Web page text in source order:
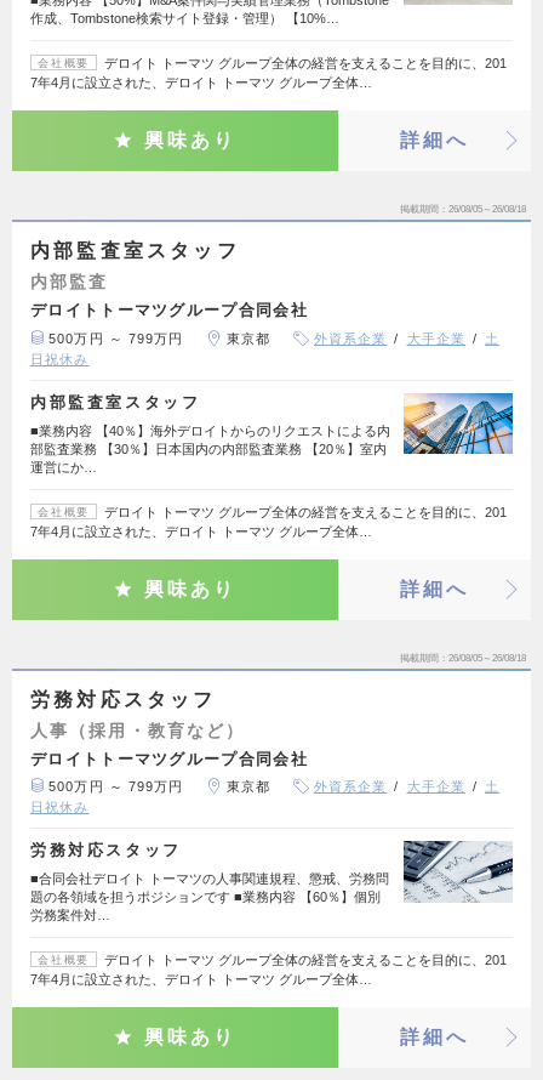
作成、Tombstone検索サイト登録・管理） 【10%…
会社概要
デロイト トーマツ グループ全体の経営を支えることを目的に、201
7年4月に設立された、デロイト トーマツ グループ全体…
興味あり 詳細へ
掲載期間 26/08/05～26/08/18
内部監査室スタッフ
内部監査
デロイトトーマツグループ合同会社
500万円 ～ 799万円 東京都 外資系企業 大手企業
土
日祝休み
内部監査室スタッフ
■業務内容 【40％】海外デロイトからのリクエストによる内
部監査業務 【30％】日本国内の内部監査業務 【20％】室内
運営にか…
会社概要
デロイト トーマツ グループ全体の経営を支えることを目的に、201
7年4月に設立された、デロイト トーマツ グループ全体…
興味あり 詳細へ
掲載期間 26/08/05～26/08/18
労務対応スタッフ
人事（採用・教育など）
デロイトトーマツグループ合同会社
500万円 ～ 799万円 東京都 外資系企業 大手企業
土
日祝休み
労務対応スタッフ
■合同会社デロイト トーマツの人事関連規程、懲戒、労務問
題の各領域を担うポジションです ■業務内容 【60％】個別
労務案件対…
会社概要
デロイト トーマツ グループ全体の経営を支えることを目的に、201
7年4月に設立された、デロイト トーマツ グループ全体…
興味あり 詳細へ